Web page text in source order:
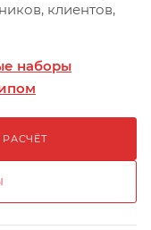
клиентов,
наборы